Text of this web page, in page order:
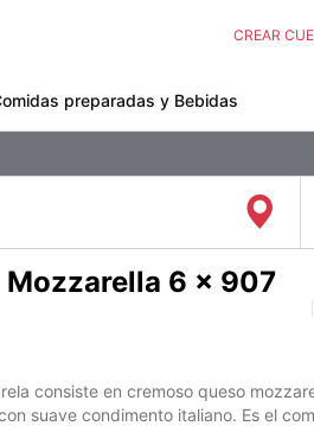
CREAR
preparadas y Bebidas
Mozzarella 6 x 907
consiste en cremoso queso
suave condimento italiano. Es el